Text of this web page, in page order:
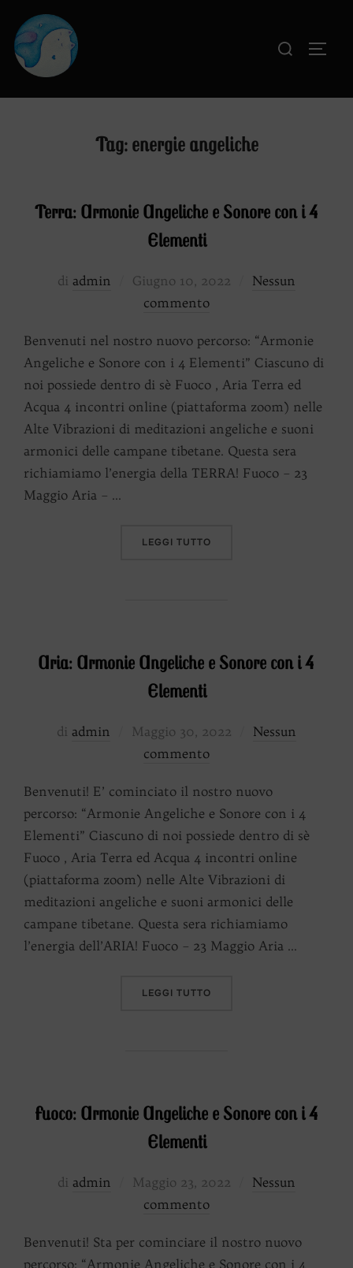
contenuto
Cerca
Tag: energie angeliche
Terra: Armonie Angeliche e Sonore con i 4
Elementi
di admin
Pubblicato
Giugno 10, 2022
Nessun
commento
Benvenuti nel nostro nuovo percorso: “Armonie
Angeliche e Sonore con i 4 Elementi” Ciascuno di
noi possiede dentro di sè Fuoco , Aria Terra ed
Acqua 4 incontri online (piattaforma zoom) nelle
Alte Vibrazioni di meditazioni angeliche e suoni
armonici delle campane tibetane. Questa sera
richiamiamo l’energia della TERRA! Fuoco – 23
Maggio Aria – …
LEGGI TUTTO
Aria: Armonie Angeliche e Sonore con i 4
Elementi
di admin
Pubblicato
Maggio 30, 2022
Nessun
commento
Benvenuti! E’ cominciato il nostro nuovo
percorso: “Armonie Angeliche e Sonore con i 4
Elementi” Ciascuno di noi possiede dentro di sè
Fuoco , Aria Terra ed Acqua 4 incontri online
(piattaforma zoom) nelle Alte Vibrazioni di
meditazioni angeliche e suoni armonici delle
campane tibetane. Questa sera richiamiamo
l’energia dell’ARIA! Fuoco – 23 Maggio Aria …
LEGGI TUTTO
Fuoco: Armonie Angeliche e Sonore con i 4
Elementi
di admin
Pubblicato
Maggio 23, 2022
Nessun
commento
Benvenuti! Sta per cominciare il nostro nuovo
percorso: “Armonie Angeliche e Sonore con i 4